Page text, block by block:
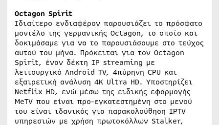
Octagon Spirit
Ιδιαίτερο ενδιαφέρον παρουσιάζει το πρόσφατο
μοντέλο της γερμανικής Octagon, το οποίο και
δοκιμάσαμε για να το παρουσιάσουμε στο τεύχος
αυτού του μήνα. Πρόκειται για τον Octagon
Spirit, έναν δέκτη IP streaming με
λειτουργικό Android TV, 4πύρηνη CPU και
εξαιρετική ανάλυση 4K Ultra HD. Υποστηρίζει
Netflix HD, ενώ μέσω της ειδικής εφαρμογής
MeTV που είναι προ-εγκατεστημένη στο μενού
του είναι ιδανικός για παρακολούθηση IPTV
υπηρεσιών με χρήση πρωτοκόλλων Stalker,